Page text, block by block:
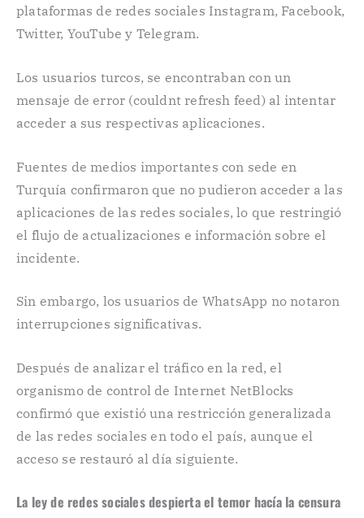
plataformas de redes sociales Instagram, Facebook,
Twitter, YouTube y Telegram.
Los usuarios turcos, se encontraban con un
mensaje de error (couldnt refresh feed) al intentar
acceder a sus respectivas aplicaciones.
Fuentes de medios importantes con sede en
Turquía confirmaron que no pudieron acceder a las
aplicaciones de las redes sociales, lo que restringió
el flujo de actualizaciones e información sobre el
incidente.
Sin embargo, los usuarios de WhatsApp no notaron
interrupciones significativas.
Después de analizar el tráfico en la red, el
organismo de control de Internet NetBlocks
confirmó que existió una restricción generalizada
de las redes sociales en todo el país, aunque el
acceso se restauró al día siguiente.
La ley de redes sociales despierta el temor hacía la censura